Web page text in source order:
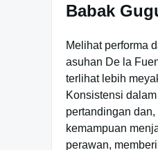
Babak
Melihat performa
asuhan De la
terlihat lebih
Konsistensi
pertandingan
kemampuan
perawan,